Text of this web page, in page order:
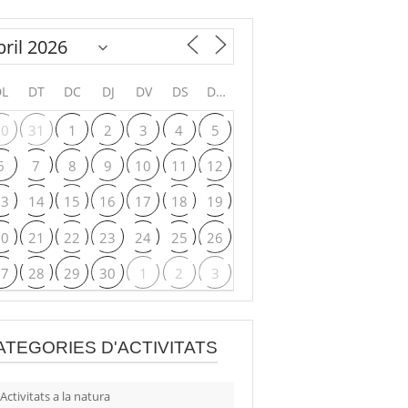
DT DC DJ DV DS DG
31 1 2 3 4
5
7 8 9 10 11
12
14 15 16 17 18
19
21 22 23 24 25
26
28 29 30 1 2 3
D'ACTIVITATS
Activitats a la natura